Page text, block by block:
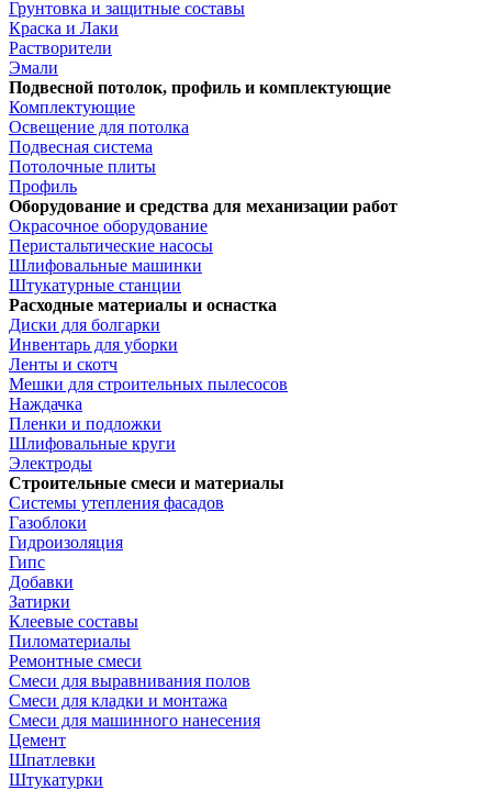
Грунтовка и защитные составы
Краска и Лаки
Растворители
Эмали
Подвесной потолок, профиль и комплектующие
Комплектующие
Освещение для потолка
Подвесная система
Потолочные плиты
Профиль
Оборудование и средства для механизации работ
Окрасочное оборудование
Перистальтические насосы
Шлифовальные машинки
Штукатурные станции
Расходные материалы и оснастка
Диски для болгарки
Инвентарь для уборки
Ленты и скотч
Мешки для строительных пылесосов
Наждачка
Пленки и подложки
Шлифовальные круги
Электроды
Строительные смеси и материалы
Системы утепления фасадов
Газоблоки
Гидроизоляция
Гипс
Добавки
Затирки
Клеевые составы
Пиломатериалы
Ремонтные смеси
Смеси для выравнивания полов
Смеси для кладки и монтажа
Смеси для машинного нанесения
Цемент
Шпатлевки
Штукатурки